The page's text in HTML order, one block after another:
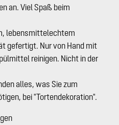
an. Viel Spaß beim
lebensmittelechtem
gefertigt. Nur von Hand mit
reinigen. Nicht in der
alles, was Sie zum
bei "Tortendekoration".